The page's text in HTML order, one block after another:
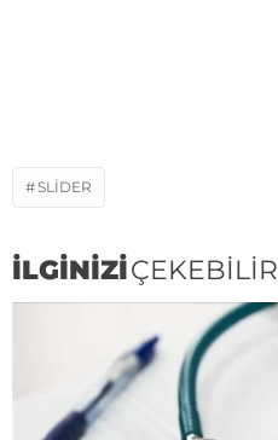
SLIDER
İLGİNİZİÇEKEBİLİR